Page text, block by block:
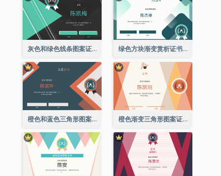
灰色和绿色线条图案证书 绿色方块渐变赏析证书
橙色和蓝色三角形图案证书 橙色渐变三角形图案证书